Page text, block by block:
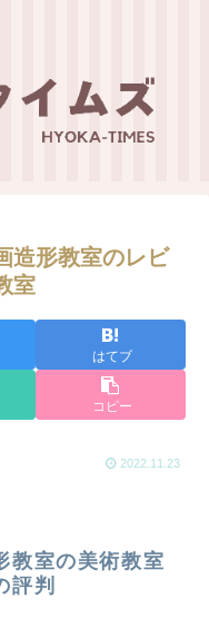
造形教室のレビ
室
はてブ
コピー
2022.11.23
教室の美術教室
評判